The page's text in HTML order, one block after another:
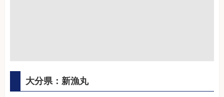
大分県：新漁丸